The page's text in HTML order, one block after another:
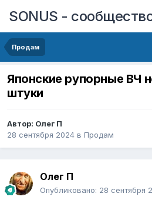
SONUS -
Продам
Японские рупорные ВЧ
штуки
Автор: Олег П
28 сентября 2024 в Продам
Олег П
Опубликовано: 28 сентября